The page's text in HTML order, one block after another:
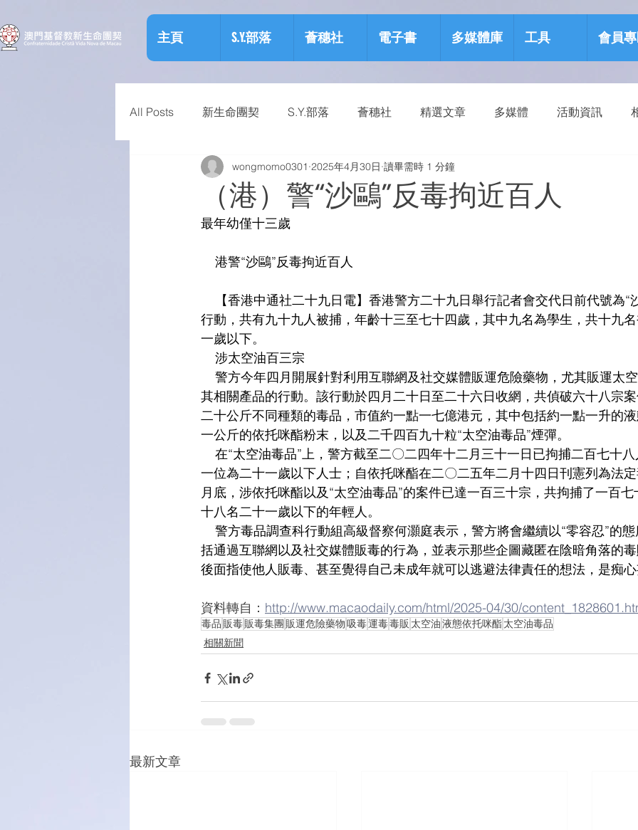
主頁 S.Y.部落 薈穗社 電子書 多媒體庫 工具 會員
All Posts 新生命團契 S.Y.部落 薈穗社 精選文章 多媒體 活動資訊
相關資訊 預防物質濫用資源包 健康生活
（港）警“沙鷗”反毒拘近百人
wongmomo0301 2025年4月30日 讀畢需時 1 分鐘
最年幼僅十三歲
港警“沙鷗”反毒拘近百人
【香港中通社二十九日電】香港警方二十九日舉行記者會交代日前代號為“
行動，共有九十九人被捕，年齡十三至七十四歲，其中九名為學生，共十九
一歲以下。
涉太空油百三宗
警方今年四月開展針對利用互聯網及社交媒體販運危險藥物，尤其販運太
其相關產品的行動。該行動於四月二十日至二十六日收網，共偵破六十八宗
二十公斤不同種類的毒品，市值約一點一七億港元，其中包括約一點一升的
一公斤的依托咪酯粉末，以及二千四百九十粒“太空油毒品”煙彈。
在“太空油毒品”上，警方截至二〇二四年十二月三十一日已拘捕二百七十
一位為二十一歲以下人士；自依托咪酯在二〇二五年二月十四日刊憲列為法
月底，涉依托咪酯以及“太空油毒品”的案件已達一百三十宗，共拘捕了一百
十八名二十一歲以下的年輕人。
警方毒品調查科行動組高級督察何灝庭表示，警方將會繼續以“零容忍”的
括通過互聯網以及社交媒體販毒的行為，並表示那些企圖藏匿在陰暗角落的
後面指使他人販毒、甚至覺得自己未成年就可以逃避法律責任的想法，是痴
資料轉自： http://www.macaodaily.com/html/2025-04/30/
毒品販毒販毒集團 販運危險藥物吸毒運毒毒販 太空油液態依托咪酯太空油毒品
相關新聞
最新文章